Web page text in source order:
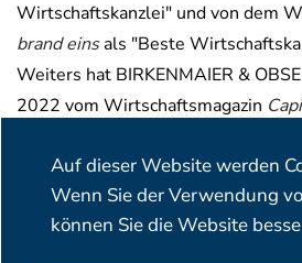
Auf dieser Website werden
Wenn Sie der Verwendung
können Sie die Website
Wirtschaftskanzlei" und von dem
brand einsals "Beste
Weiters hat BIRKENMAIER &
2022 vom Wirtschaftsmagazin
Privatmandanten" im Bereich